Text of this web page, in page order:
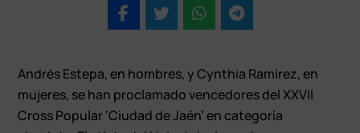
Andrés Estepa, en hombres, y Cynthia Ramírez, en
mujeres, se han proclamado vencedores del XXVII
Cross Popular ‘Ciudad de Jaén’ en categoría